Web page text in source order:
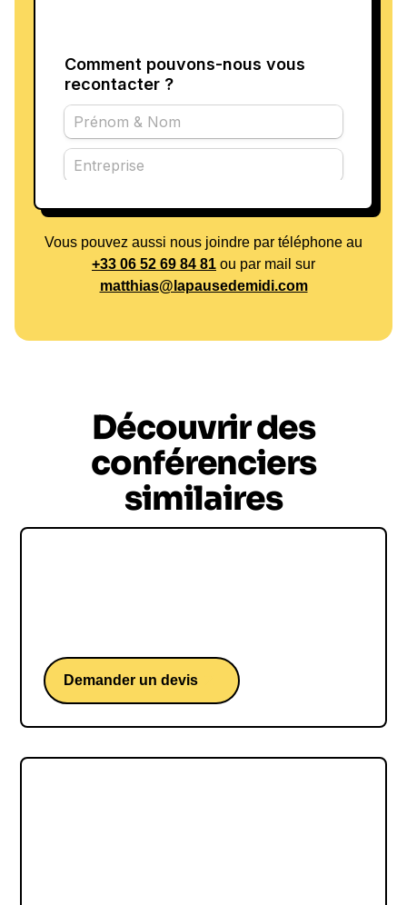
Vous pouvez aussi nous joindre par téléphone au
+33 06 52 69 84 81 ou par mail sur
matthias@lapausedemidi.com
Découvrir des
conférenciers
similaires
Demander un devis